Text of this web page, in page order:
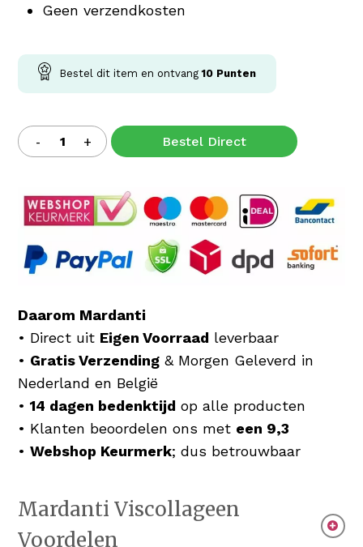
Geen verzendkosten
Bestel dit item en ontvang10 Punten
Bestel Direct
Daarom Mardanti
• Direct uit Eigen Voorraad leverbaar
• Gratis Verzending & Morgen Geleverd in
Nederland en België
•14 dagen bedenktijd op alle producten
• Klanten beoordelen ons met een 9,3
•Webshop Keurmerk; dus betrouwbaar
Mardanti Viscollageen
Voordelen